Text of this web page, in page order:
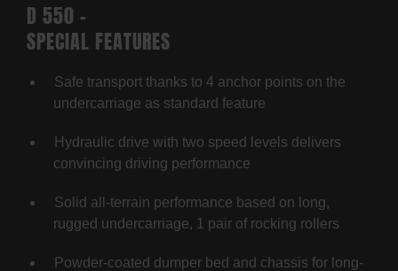
D 550 –
SPECIAL FEATURES
Safe transport thanks to 4 anchor points on the
undercarriage as standard feature
Hydraulic drive with two speed levels delivers
convincing driving performance
Solid all-terrain performance based on long,
rugged undercarriage, 1 pair of rocking rollers
Powder-coated dumper bed and chassis for long-